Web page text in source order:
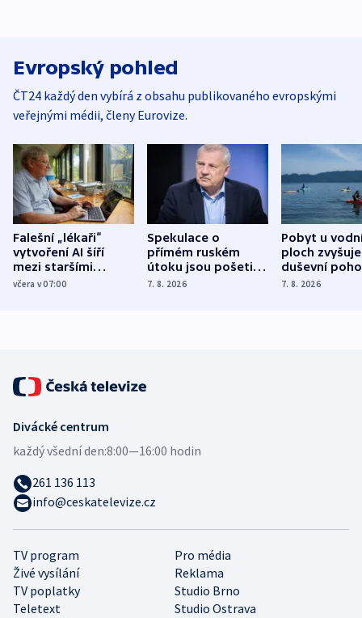
Evropský pohled
ČT24 každý den vybírá z obsahu publikovaného evropskými
veřejnými médii, členy Eurovize.
Falešní „lékaři“
vytvoření AI šíří
mezi staršími
Poláky nebezpečné
včera v 07:00
Spekulace o
přímém ruském
útoku jsou pošetilé,
míní estonský
7. 8. 2026
Pobyt u
ploch zvyšuje
duševní
ukázala
7. 8. 2026
TV program
Pro média
Živé vysílání
Reklama
TV poplatky
Studio Brno
Teletext
Studio Ostrava
Divácké centrum
každý všední den:8:00—16:00 hodin
261 136 113
info@ceskatelevize.cz